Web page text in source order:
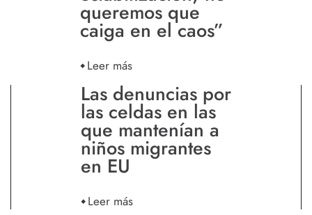
queremos que
caiga en el caos”
Leer más
Las denuncias por
las celdas en las
que mantenían a
niños migrantes
en EU
Leer más